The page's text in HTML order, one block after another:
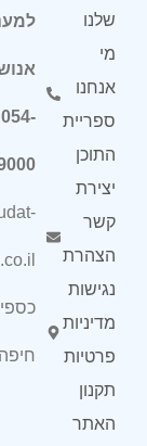
שלנו
מי
אנחנו
ספריית
התוכן
יצירת
קשר
הצהרת
נגישות
מדיניות
פרטיות
תקנון
האתר
054-
חיפה